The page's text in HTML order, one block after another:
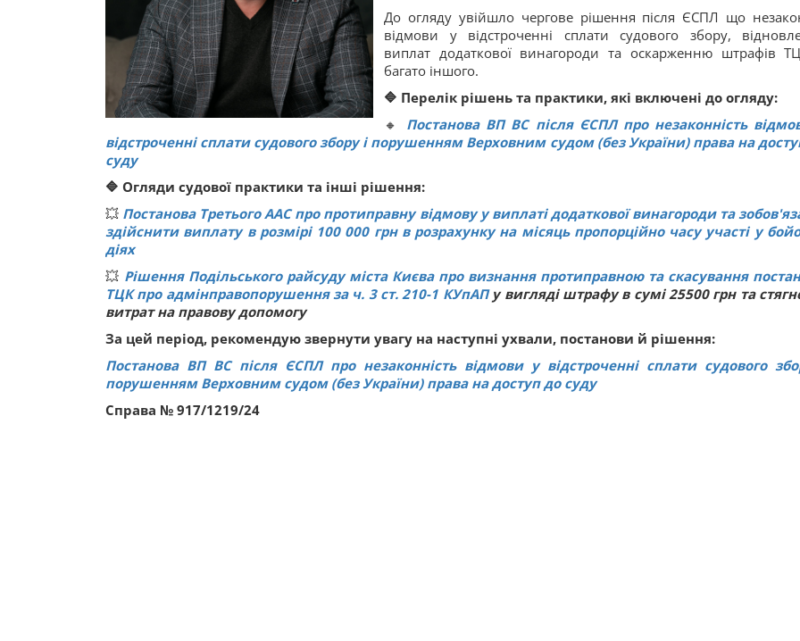
До огляду увійшло чергове рішення після ЄСПЛ що
відмови у відстроченні сплати судового збору,
виплат додаткової винагороди та оскарженню штрафів
багато іншого.
🔷 Перелік рішень та практики, які включені до огляду:
🔸 Постанова ВП ВС після ЄСПЛ про незаконність
відстроченні сплати судового збору і порушенням Верховним судом (без України) права на
суду
🔷 Огляди судової практики та інші рішення:
💥 Постанова Третього ААС про протиправну відмову у виплаті додаткової винагороди та
здійснити виплату в розмірі 100 000 грн в розрахунку на місяць пропорційно часу участі у
діях
💥 Рішення Подільського райсуду міста Києва про визнання протиправною та скасування
ТЦК про адмінправопорушення за ч. 3 ст. 210-1 КУпАПу вигляді штрафу в сумі 25500 грн та
витрат на правову допомогу
За цей період, рекомендую звернути увагу на наступні ухвали, постанови й рішення:
Постанова ВП ВС після ЄСПЛ про незаконність відмови у відстроченні сплати судового
порушенням Верховним судом (без України) права на доступ до суду
Справа № 917/1219/24